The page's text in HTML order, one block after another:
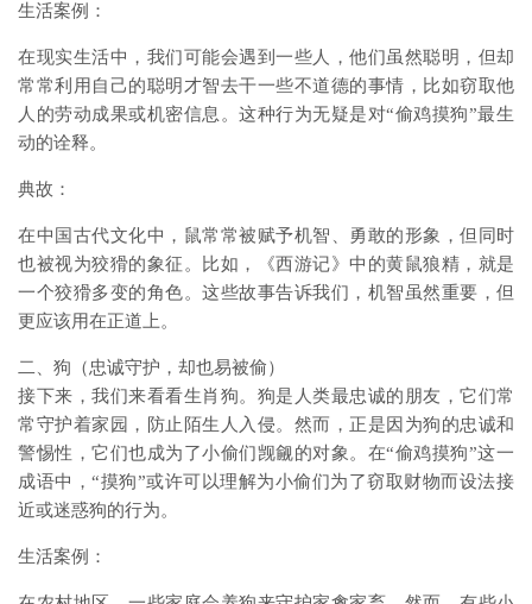
生活案例：
在现实生活中，我们可能会遇到一些人，他们虽然聪明，但却
常常利用自己的聪明才智去干一些不道德的事情，比如窃取他
人的劳动成果或机密信息。这种行为无疑是对“偷鸡摸狗”最生
动的诠释。
典故：
在中国古代文化中，鼠常常被赋予机智、勇敢的形象，但同时
也被视为狡猾的象征。比如，《西游记》中的黄鼠狼精，就是
一个狡猾多变的角色。这些故事告诉我们，机智虽然重要，但
更应该用在正道上。
二、狗（忠诚守护，却也易被偷）
接下来，我们来看看生肖狗。狗是人类最忠诚的朋友，它们常
常守护着家园，防止陌生人入侵。然而，正是因为狗的忠诚和
警惕性，它们也成为了小偷们觊觎的对象。在“偷鸡摸狗”这一
成语中，“摸狗”或许可以理解为小偷们为了窃取财物而设法接
近或迷惑狗的行为。
生活案例：